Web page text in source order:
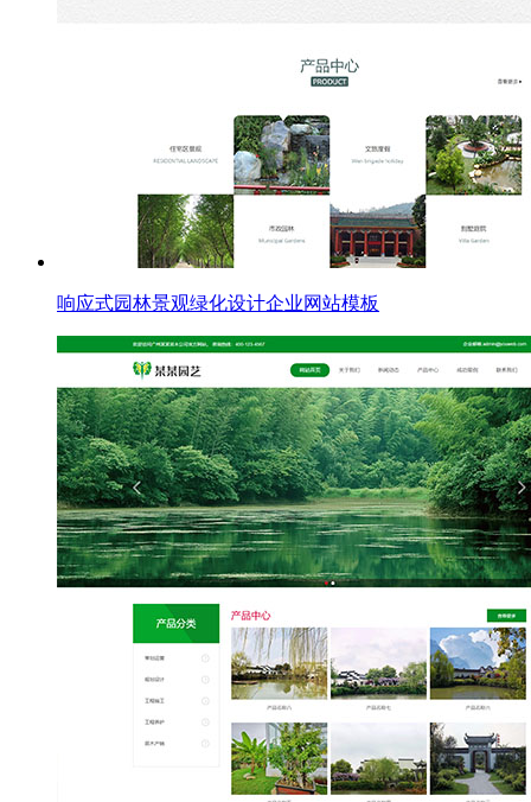
响应式园林景观绿化设计企业网站模板